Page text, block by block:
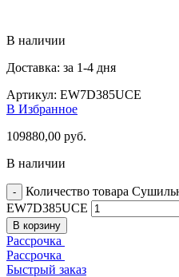
В наличии
Доставка: за 1-4 дня
Артикул: EW7D385UCE
В Избранное
109880,00 руб.
В наличии
Количество товара
EW7D385UCE
В корзину
Рассрочка
Рассрочка
Быстрый заказ